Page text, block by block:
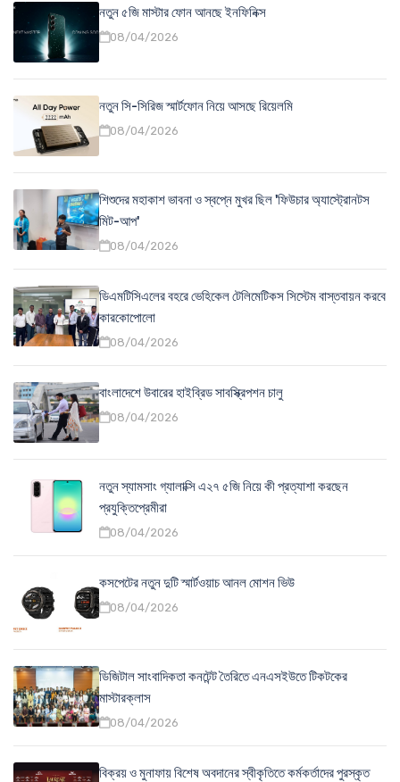
নতুন ৫জি মাস্টার ফোন আনছে ইনফিনিক্স
08/04/2026
নতুন সি-সিরিজ স্মার্টফোন নিয়ে আসছে রিয়েলমি
08/04/2026
শিশুদের মহাকাশ ভাবনা ও স্বপ্নে মুখর ছিল 'ফিউচার অ্যাস্ট্রোনটস
মিট-আপ'
08/04/2026
ডিএমটিসিএলের বহরে ভেহিকেল টেলিমেটিকস সিস্টেম বাস্তবায়ন করবে
কারকোপোলো
08/04/2026
বাংলাদেশে উবারের হাইব্রিড সাবস্ক্রিপশন চালু
08/04/2026
নতুন স্যামসাং গ্যালাক্সি এ২৭ ৫জি নিয়ে কী প্রত্যাশা করছেন
প্রযুক্তিপ্রেমীরা
08/04/2026
কসপেটের নতুন দুটি স্মার্টওয়াচ আনল মোশন ভিউ
08/04/2026
ডিজিটাল সাংবাদিকতা কনটেন্ট তৈরিতে এনএসইউতে টিকটকের
মাস্টারক্লাস
08/04/2026
বিক্রয় ও মুনাফায় বিশেষ অবদানের স্বীকৃতিতে কর্মকর্তাদের পুরস্কৃত